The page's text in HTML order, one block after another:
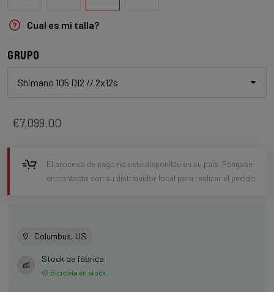
Cual es mi talla?
Grupo
Shimano 105 DI2 // 2x12s
€7,099.00
El proceso de pago no está disponible en su país. Póngase
en contacto con su distribuidor local para realizar el pedido
Columbus, US
Stock de fábrica
Bicicleta en stock